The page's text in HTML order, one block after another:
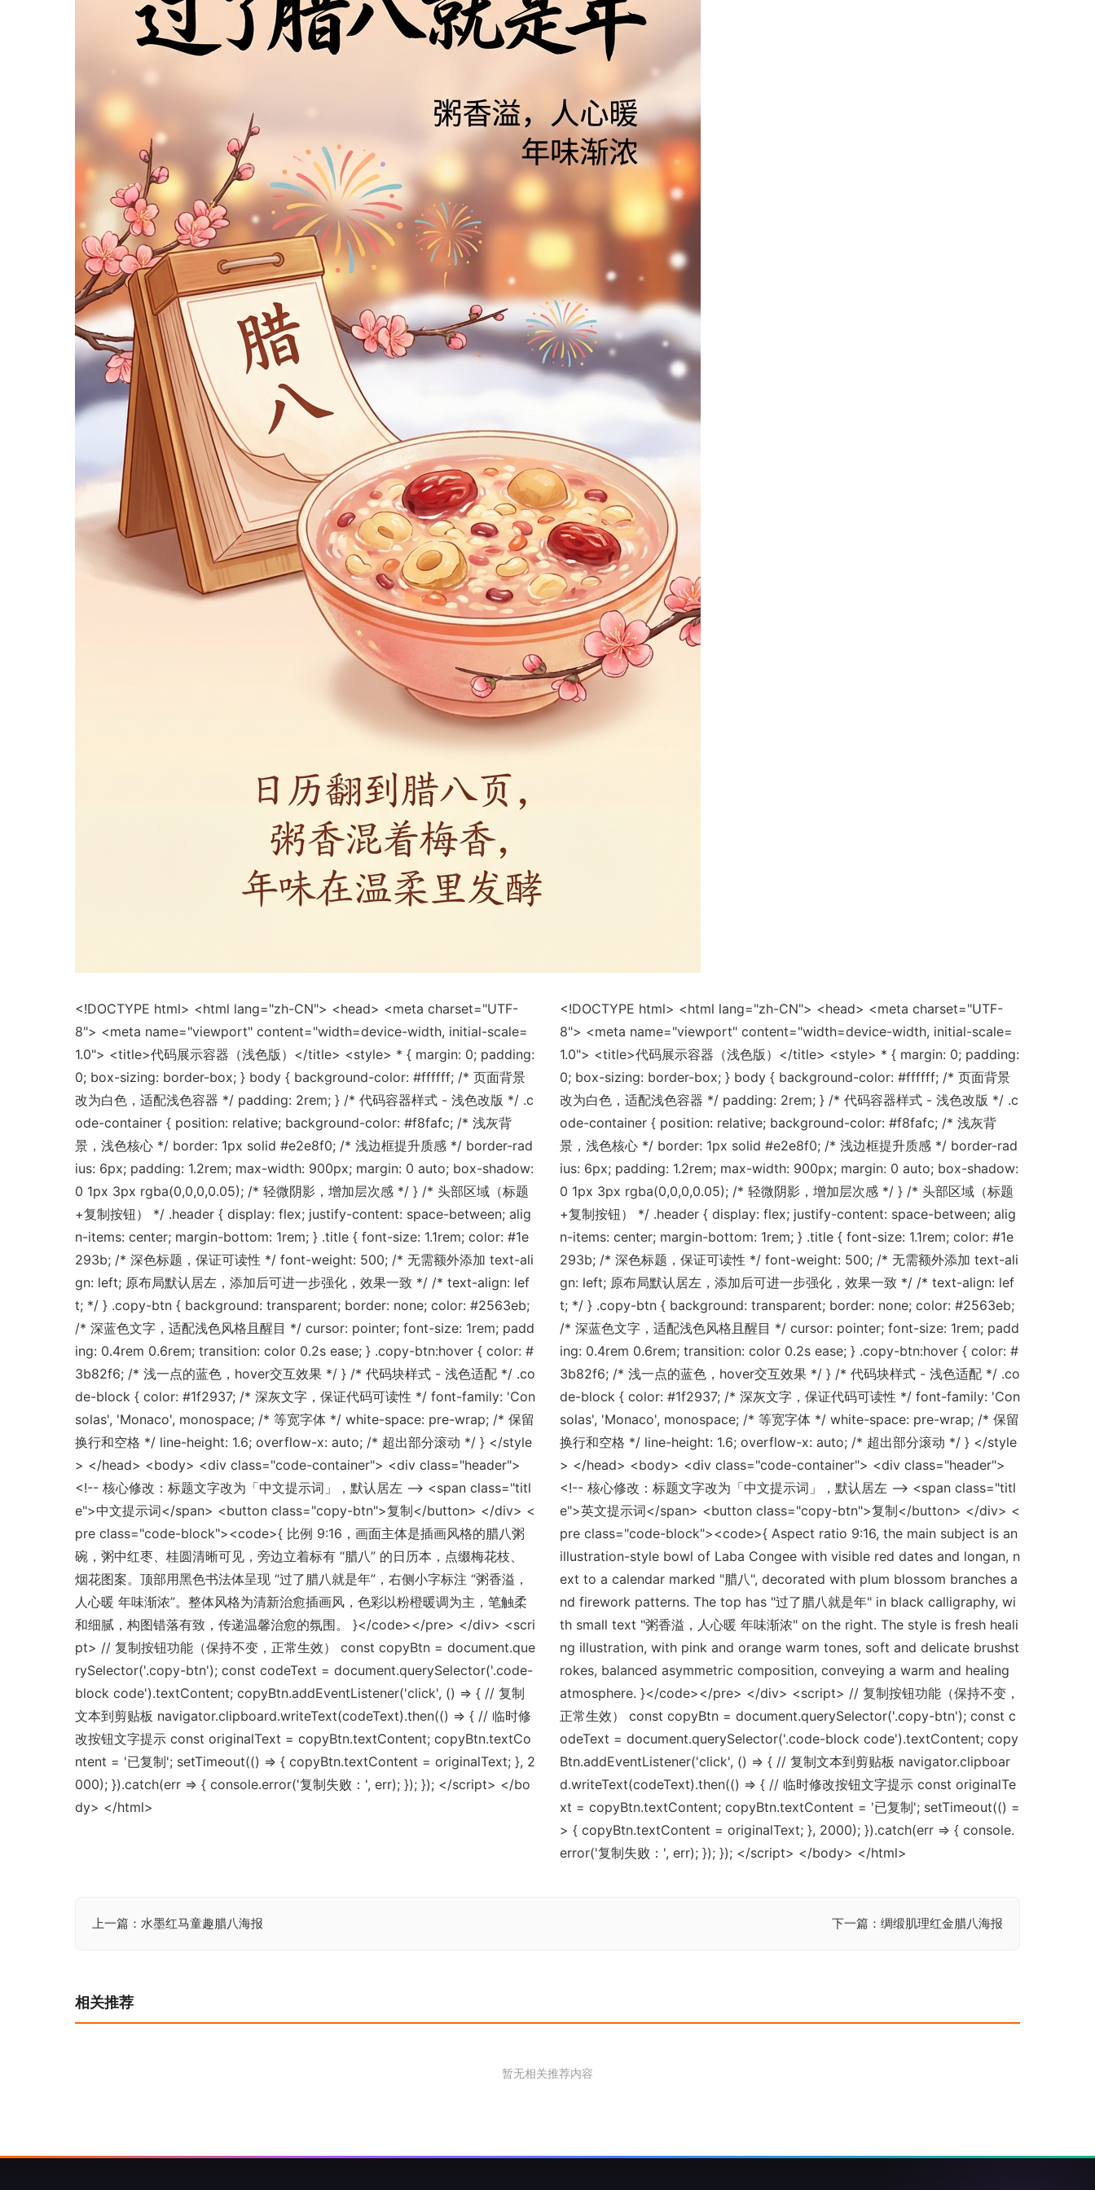
<!DOCTYPE html> <html lang="zh-CN"> <head> <meta charset="UTF-
8"> <meta name="viewport" content="width=device-width, initial-scale=
1.0"> <title>代码展示容器（浅色版）</title> <style> * { margin: 0; padding:
0; box-sizing: border-box; } body { background-color: #ffffff; /* 页面背景
改为白色，适配浅色容器 */ padding: 2rem; } /* 代码容器样式 - 浅色改版 */ .c
ode-container { position: relative; background-color: #f8fafc; /* 浅灰背
景，浅色核心 */ border: 1px solid #e2e8f0; /* 浅边框提升质感 */ border-rad
ius: 6px; padding: 1.2rem; max-width: 900px; margin: 0 auto; box-shadow:
0 1px 3px rgba(0,0,0,0.05); /* 轻微阴影，增加层次感 */ } /* 头部区域（标题
+复制按钮） */ .header { display: flex; justify-content: space-between; alig
n-items: center; margin-bottom: 1rem; } .title { font-size: 1.1rem; color: #1e
293b; /* 深色标题，保证可读性 */ font-weight: 500; /* 无需额外添加 text-ali
gn: left; 原布局默认居左，添加后可进一步强化，效果一致 */ /* text-align: lef
t; */ } .copy-btn { background: transparent; border: none; color: #2563eb;
/* 深蓝色文字，适配浅色风格且醒目 */ cursor: pointer; font-size: 1rem; padd
ing: 0.4rem 0.6rem; transition: color 0.2s ease; } .copy-btn:hover { color: #
3b82f6; /* 浅一点的蓝色，hover交互效果 */ } /* 代码块样式 - 浅色适配 */ .co
de-block { color: #1f2937; /* 深灰文字，保证代码可读性 */ font-family: 'Con
solas', 'Monaco', monospace; /* 等宽字体 */ white-space: pre-wrap; /* 保留
换行和空格 */ line-height: 1.6; overflow-x: auto; /* 超出部分滚动 */ } </style
> </head> <body> <div class="code-container"> <div class="header">
<!-- 核心修改：标题文字改为「中文提示词」，默认居左 --> <span class="titl
e">中文提示词</span> <button class="copy-btn">复制</button> </div> <
pre class="code-block"><code>{ 比例 9:16，画面主体是插画风格的腊八粥
碗，粥中红枣、桂圆清晰可见，旁边立着标有 “腊八” 的日历本，点缀梅花枝、
烟花图案。顶部用黑色书法体呈现 “过了腊八就是年”，右侧小字标注 “粥香溢，
人心暖 年味渐浓”。整体风格为清新治愈插画风，色彩以粉橙暖调为主，笔触柔
和细腻，构图错落有致，传递温馨治愈的氛围。 }</code></pre> </div> <scri
pt> // 复制按钮功能（保持不变，正常生效） const copyBtn = document.que
rySelector('.copy-btn'); const codeText = document.querySelector('.code-
block code').textContent; copyBtn.addEventListener('click', () => { // 复制
文本到剪贴板 navigator.clipboard.writeText(codeText).then(() => { // 临时修
改按钮文字提示 const originalText = copyBtn.textContent; copyBtn.textCo
ntent = '已复制'; setTimeout(() => { copyBtn.textContent = originalText; }, 2
000); }).catch(err => { console.error('复制失败：', err); }); }); </script> </bo
dy> </html>
<!DOCTYPE html> <html lang="zh-CN"> <head> <meta charset="UTF-
8"> <meta name="viewport" content="width=device-width, initial-scale=
1.0"> <title>代码展示容器（浅色版）</title> <style> * { margin: 0; padding:
0; box-sizing: border-box; } body { background-color: #ffffff; /* 页面背景
改为白色，适配浅色容器 */ padding: 2rem; } /* 代码容器样式 - 浅色改版 */ .c
ode-container { position: relative; background-color: #f8fafc; /* 浅灰背
景，浅色核心 */ border: 1px solid #e2e8f0; /* 浅边框提升质感 */ border-rad
ius: 6px; padding: 1.2rem; max-width: 900px; margin: 0 auto; box-shadow:
0 1px 3px rgba(0,0,0,0.05); /* 轻微阴影，增加层次感 */ } /* 头部区域（标题
+复制按钮） */ .header { display: flex; justify-content: space-between; alig
n-items: center; margin-bottom: 1rem; } .title { font-size: 1.1rem; color: #1e
293b; /* 深色标题，保证可读性 */ font-weight: 500; /* 无需额外添加 text-ali
gn: left; 原布局默认居左，添加后可进一步强化，效果一致 */ /* text-align: lef
t; */ } .copy-btn { background: transparent; border: none; color: #2563eb;
/* 深蓝色文字，适配浅色风格且醒目 */ cursor: pointer; font-size: 1rem; padd
ing: 0.4rem 0.6rem; transition: color 0.2s ease; } .copy-btn:hover { color: #
3b82f6; /* 浅一点的蓝色，hover交互效果 */ } /* 代码块样式 - 浅色适配 */ .co
de-block { color: #1f2937; /* 深灰文字，保证代码可读性 */ font-family: 'Con
solas', 'Monaco', monospace; /* 等宽字体 */ white-space: pre-wrap; /* 保留
换行和空格 */ line-height: 1.6; overflow-x: auto; /* 超出部分滚动 */ } </style
> </head> <body> <div class="code-container"> <div class="header">
<!-- 核心修改：标题文字改为「中文提示词」，默认居左 --> <span class="titl
e">英文提示词</span> <button class="copy-btn">复制</button> </div> <
pre class="code-block"><code>{ Aspect ratio 9:16, the main subject is an
illustration-style bowl of Laba Congee with visible red dates and longan, n
ext to a calendar marked "腊八", decorated with plum blossom branches a
nd firework patterns. The top has "过了腊八就是年" in black calligraphy, wi
th small text "粥香溢，人心暖 年味渐浓" on the right. The style is fresh heali
ng illustration, with pink and orange warm tones, soft and delicate brushst
rokes, balanced asymmetric composition, conveying a warm and healing
atmosphere. }</code></pre> </div> <script> // 复制按钮功能（保持不变，
正常生效） const copyBtn = document.querySelector('.copy-btn'); const c
odeText = document.querySelector('.code-block code').textContent; copy
Btn.addEventListener('click', () => { // 复制文本到剪贴板 navigator.clipboar
d.writeText(codeText).then(() => { // 临时修改按钮文字提示 const originalTe
xt = copyBtn.textContent; copyBtn.textContent = '已复制'; setTimeout(() =
> { copyBtn.textContent = originalText; }, 2000); }).catch(err => { console.
error('复制失败：', err); }); }); </script> </body> </html>
文
航
上一篇：水墨红马童趣腊八海报 下一篇：绸缎肌理红金腊八海报
相关推荐
暂无相关推荐内容